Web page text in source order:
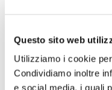
Questo sito web
Utilizziamo i cookie
Condividiamo inoltre
e social media, i quali